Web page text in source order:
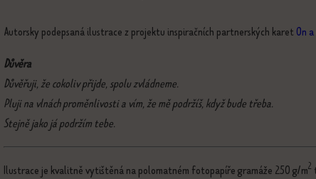
Autorsky podepsaná ilustrace z projektu inspiračních partnerských karet On
Důvěra
Důvěřuji, že cokoliv přijde, spolu zvládneme.
Pluji na vlnách proměnlivosti a vím, že mě podržíš, když bude třeba.
Stejně jako já podržím tebe.
Ilustrace je kvalitně vytištěná na polomatném fotopapíře gramáže 250 g/m2